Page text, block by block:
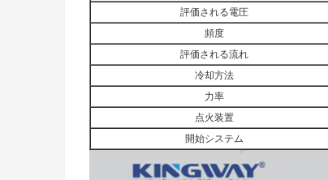
評価される電圧
頻度
評価される流れ
冷却方法
力率
点火装置
開始システム